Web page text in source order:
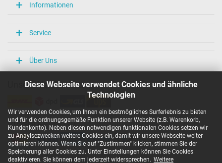
Diese Webseite verwendet Cookies und ähnliche
Technologien
Wir verwenden Cookies, um Ihnen ein bestmögliches Surferlebnis zu bieten
und für die ordnungsgemäße Funktion unserer Website (z.B. Warenkorb,
Kundenkonto). Neben diesen notwendigen funktionalen Cookies setzen wir
zu Anaylsezwecken weitere Cookies ein, damit wir unsere Webseite weiter
optimieren können. Wenn Sie auf "Zustimmen" klicken, stimmen Sie der
Speicherung aller Cookies zu. Unter Einstellungen können Sie Cookies
deaktivieren. Sie können dem jederzeit widersprechen. Weitere
Informationen
Service
Über Uns
Unsere Versandarten
Unsere Zahlarten